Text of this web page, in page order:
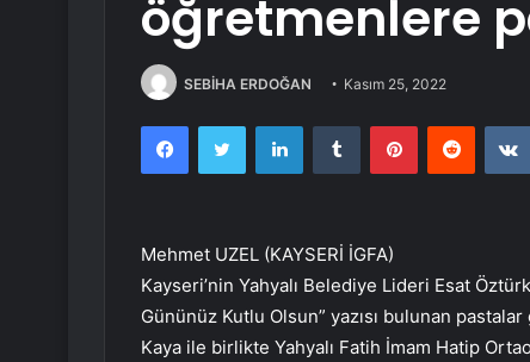
öğretmenlere
SEBİHA ERDOĞAN Kasım 25, 2022
FacebookTwitter LinkedInTumblr PinterestReddit
Mehmet UZEL (KAYSERİ İGFA)
Kayseri’nin Yahyalı Belediye Lideri Esat
Gününüz Kutlu Olsun” yazısı bulunan
Kaya ile birlikte Yahyalı Fatih İmam Hatip